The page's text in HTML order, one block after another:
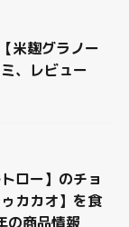
米麹グラノー
、レビュー
ロー】のチョ
カカオ】を食
の商品情報